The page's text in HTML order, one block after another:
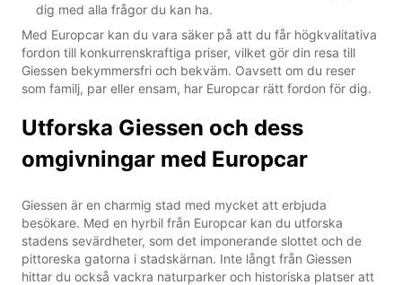
dig med alla frågor du kan ha.
Med Europcar kan du vara säker på att du får högkvalitativa
fordon till konkurrenskraftiga priser, vilket gör din resa till
Giessen bekymmersfri och bekväm. Oavsett om du reser
som familj, par eller ensam, har Europcar rätt fordon för dig.
Utforska Giessen och dess
omgivningar med Europcar
Giessen är en charmig stad med mycket att erbjuda
besökare. Med en hyrbil från Europcar kan du utforska
stadens sevärdheter, som det imponerande slottet och de
pittoreska gatorna i stadskärnan. Inte långt från Giessen
hittar du också vackra naturparker och historiska platser att